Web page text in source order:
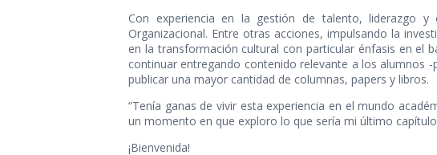
Con experiencia en la gestión de talento, liderazgo y
Organizacional. Entre otras acciones, impulsando la
en la transformación cultural con particular énfasis en el
continuar entregando contenido relevante a los alumnos
publicar una mayor cantidad de columnas, papers y libros.
“Tenía ganas de vivir esta experiencia en el mundo
un momento en que exploro lo que sería mi último
¡Bienvenida!